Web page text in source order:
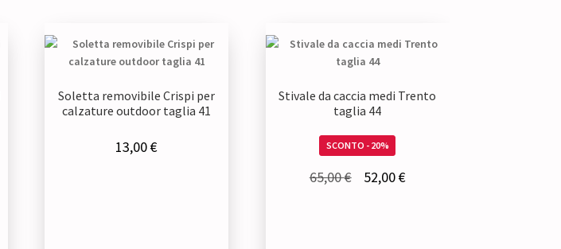
Soletta removibile Crispi per
calzature outdoor taglia 41
13,00€
Stivale da caccia medi Trento
taglia 44
SCONTO - 20%
65,00€ 52,00€Il